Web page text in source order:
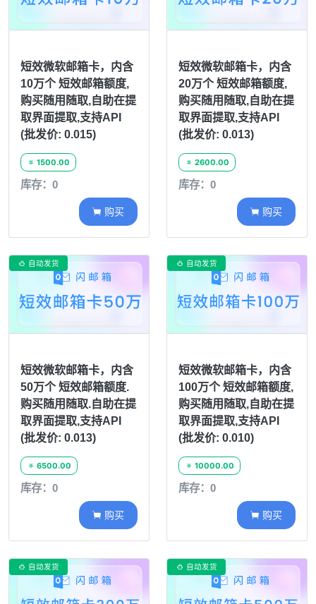
短效微软邮箱卡，内含
10万个 短效邮箱额度,
购买随用随取,自助在提
取界面提取,支持API
(批发价: 0.015)
 1500.00
库存：0
 购买
短效微软邮箱卡，内含
20万个 短效邮箱额度,
购买随用随取,自助在提
取界面提取,支持API
(批发价: 0.013)
 2600.00
库存：0
 购买
 自动发货
短效微软邮箱卡，内含
50万个 短效邮箱额度.
购买随用随取.自助在提
取界面提取,支持API
(批发价: 0.013)
 6500.00
库存：0
 购买
 自动发货
短效微软邮箱卡，内含
100万个 短效邮箱额度,
购买随用随取,自助在提
取界面提取,支持API
(批发价: 0.010)
 10000.00
库存：0
 购买
 自动发货  自动发货